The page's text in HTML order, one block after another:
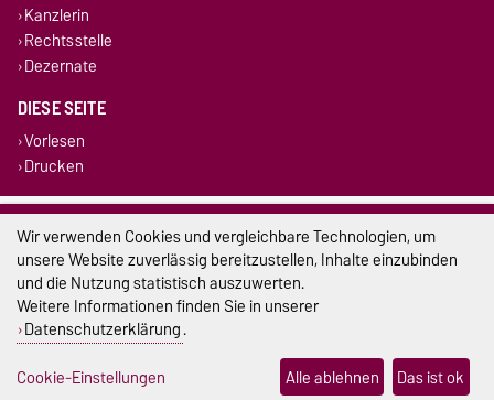
Kanzlerin
Rechtsstelle
Dezernate
DIESE SEITE
Vorlesen
Drucken
Impressum
Datenschutz
Barrierefreiheit
Cookie-Einstellungen
Wir verwenden Cookies und vergleichbare Technologien, um
unsere Website zuverlässig bereitzustellen, Inhalte einzubinden
und die Nutzung statistisch auszuwerten.
Weitere Informationen finden Sie in unserer
Datenschutzerklärung.
Cookie-Einstellungen
Alle ablehnen Das ist ok